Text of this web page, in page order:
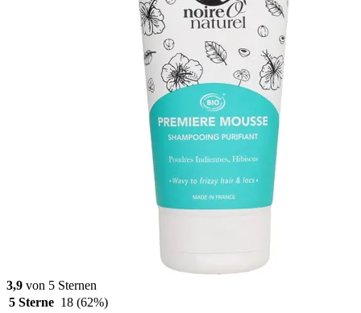
3,9 von 5 Sternen
5 Sterne 18 (62%)